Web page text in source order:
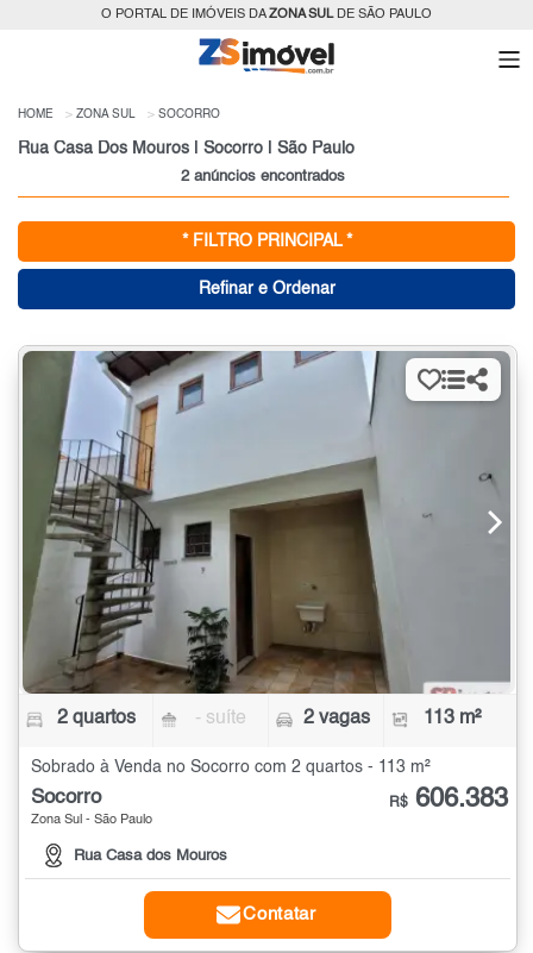
O PORTAL DE IMÓVEIS DAZONA SULDE SÃO PAULO
HOME ZONA SUL SOCORRO
Rua Casa Dos Mouros | Socorro | São Paulo
2 anúncios encontrados
* FILTRO PRINCIPAL *
Refinar e Ordenar
2 quartos - suíte 2 vagas 113 m²
Sobrado à Venda no Socorro com 2 quartos - 113 m²
Socorro
Zona Sul - São Paulo
Rua Casa dos Mouros
R$ 606.383
Contatar